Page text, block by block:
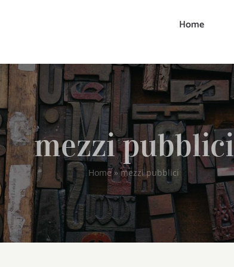
Home
mezzi pubblici
Home»mezzi pubblici